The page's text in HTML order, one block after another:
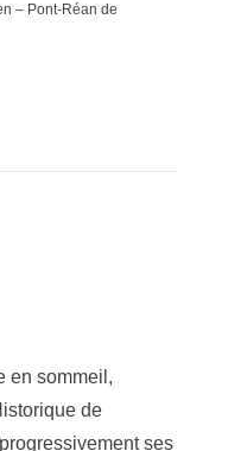
– Pont-Réan de
en sommeil,
de
ses